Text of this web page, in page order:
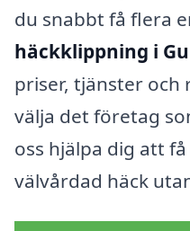
du snabbt få flera
häckklippning i
priser, tjänster och
välja det företag
oss hjälpa dig att
välvårdad häck